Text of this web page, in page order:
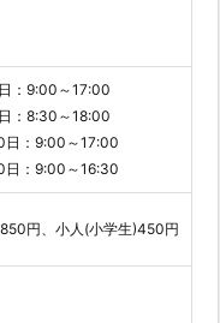
：9:00～17:00
：8:30～18:00
日：9:00～17:00
日：9:00～16:30
円、小人(小学生)450円